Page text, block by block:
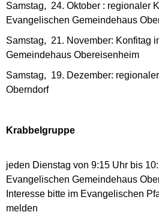
Samstag, 24. Oktober : regionaler
Evangelischen Gemeindehaus
Samstag, 21. November: Konfitag
Gemeindehaus Obereisenheim
Samstag, 19. Dezember:
Oberndorf
Krabbelgruppe
jeden Dienstag von 9:15 Uhr bis
Evangelischen Gemeindehaus
Interesse bitte im Evangelischen
melden